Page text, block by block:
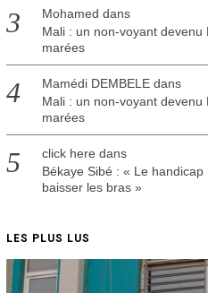
Mohamed dans
Mali : un non-voyant
marées
Mamédi DEMBELEdans
Mali : un non-voyant
marées
click here dans
Békaye Sibé : « Le
baisser les bras »
LES PLUS LUS